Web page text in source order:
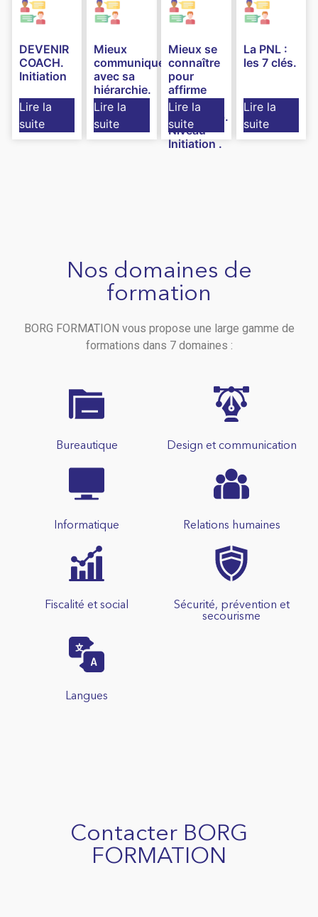
DEVENIR
COACH.
Initiation
Lire la
suite
Mieux
communiquer
avec sa
hiérarchie.
Niveau
Initiation.
Lire la
suite
Mieux se
connaître
pour
affirme
son
leadership.
Niveau
Initiation .
Lire la
suite
La PNL :
les 7 clés.
Lire la
suite
Nos domaines de
formation
BORG FORMATION vous propose une large gamme de
formations dans 7 domaines :
Bureautique Design et communication
Informatique Relations humaines
Fiscalité et social
Sécurité, prévention et
secourisme
Langues
Contacter BORG
FORMATION